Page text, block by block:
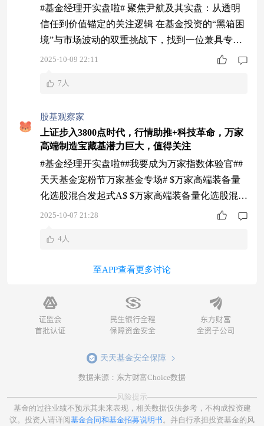
国产替代的投资机会，建议通过ETF基金分散风险
并布局资源端和科技方向。（149字） 1 中美
#基金经理开实盘啦# 聚焦尹航及其实盘：从透明
信任到价值锚定的关注逻辑 在基金投资的“黑箱困
境”与市场波动的双重挑战下，找到一位兼具专业
实力、坦诚态度与利益绑定意识的基金经理，如同
航及其公开的“高端装备定投计划”实盘，正是以透
障，以利益共生建立信任纽带，成为我持续深度关
注的核心标的。这种关注并非盲目跟风，而是基于
2025-10-09 22:11
7人
股基观察家
上证步入3800点时代，行情助推+科技革命，万家
高端制造宝藏基潜力巨大，值得关注
#基金经理开实盘啦##我要成为万家指数体验官##
天天基金宠粉节万家基金专场# $万家高端装备量
化选股混合发起式A$ $万家高端装备量化选股混合
发起式C$ $万家创业板指数增强A$ $万家中证1000
的“基金经理开实盘”活动，由基金经理带路，有专
无措的散户投资者们安心很多。而且尹航经理
2025-10-07 21:28
4人
至APP查看更多讨论
天天基金安全保障
数据来源：东方财富Choice数据
风险提示
基金的过往业绩不预示其未来表现，相关数据仅供参考，不构成投资建
议。投资人请详阅基金合同和基金招募说明书。并自行承担投资基金的风